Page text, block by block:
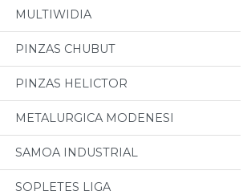
MULTIWIDIA
PINZAS CHUBUT
PINZAS HELICTOR
METALURGICA MODENESI
SAMOA INDUSTRIAL
SOPLETES LIGA